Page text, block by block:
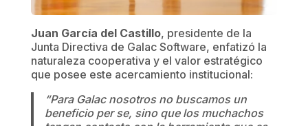
Juan García del Castillo, presidente de la
Junta Directiva de Galac Software, enfatizó la
naturaleza cooperativa y el valor estratégico
que posee este acercamiento institucional:
“Para Galac nosotros no buscamos un
beneficio per se, sino que los muchachos